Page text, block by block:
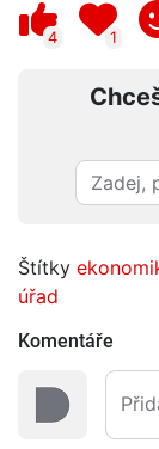
4 1
Štítky
úřad
Komentáře